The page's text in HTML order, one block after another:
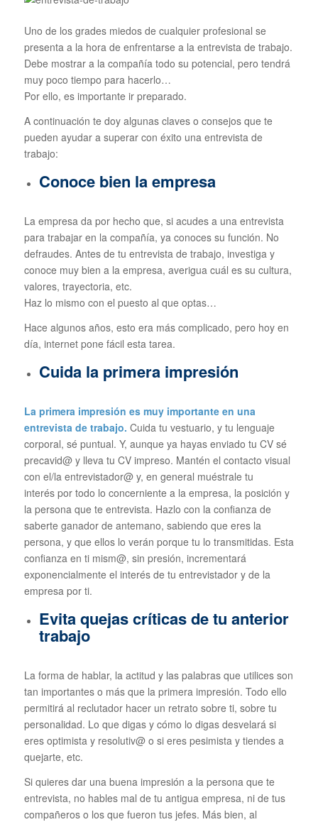
Uno de los grades miedos de cualquier profesional se
presenta a la hora de enfrentarse a la entrevista de trabajo.
Debe mostrar a la compañía todo su potencial, pero tendrá
muy poco tiempo para hacerlo…
Por ello, es importante ir preparado.
A continuación te doy algunas claves o consejos que te
pueden ayudar a superar con éxito una entrevista de
trabajo:
Conoce bien la empresa
La empresa da por hecho que, si acudes a una entrevista
para trabajar en la compañía, ya conoces su función. No
defraudes. Antes de tu entrevista de trabajo, investiga y
conoce muy bien a la empresa, averigua cuál es su cultura,
valores, trayectoria, etc.
Haz lo mismo con el puesto al que optas…
Hace algunos años, esto era más complicado, pero hoy en
día, internet pone fácil esta tarea.
Cuida la primera impresión
La primera impresión es muy importante en una
entrevista de trabajo. Cuida tu vestuario, y tu lenguaje
corporal, sé puntual. Y, aunque ya hayas enviado tu CV sé
precavid@ y lleva tu CV impreso. Mantén el contacto visual
con el/la entrevistador@ y, en general muéstrale tu
interés por todo lo concerniente a la empresa, la posición y
la persona que te entrevista. Hazlo con la confianza de
saberte ganador de antemano, sabiendo que eres la
persona, y que ellos lo verán porque tu lo transmitidas. Esta
confianza en ti mism@, sin presión, incrementará
exponencialmente el interés de tu entrevistador y de la
empresa por ti.
Evita quejas críticas de tu anterior
trabajo
La forma de hablar, la actitud y las palabras que utilices son
tan importantes o más que la primera impresión. Todo ello
permitirá al reclutador hacer un retrato sobre ti, sobre tu
personalidad. Lo que digas y cómo lo digas desvelará si
eres optimista y resolutiv@ o si eres pesimista y tiendes a
quejarte, etc.
Si quieres dar una buena impresión a la persona que te
entrevista, no hables mal de tu antigua empresa, ni de tus
compañeros o los que fueron tus jefes. Más bien, al